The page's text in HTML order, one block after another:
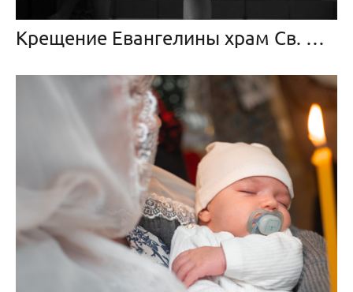
Крещение Евангелины храм Св. Петра и Павла в Сенице